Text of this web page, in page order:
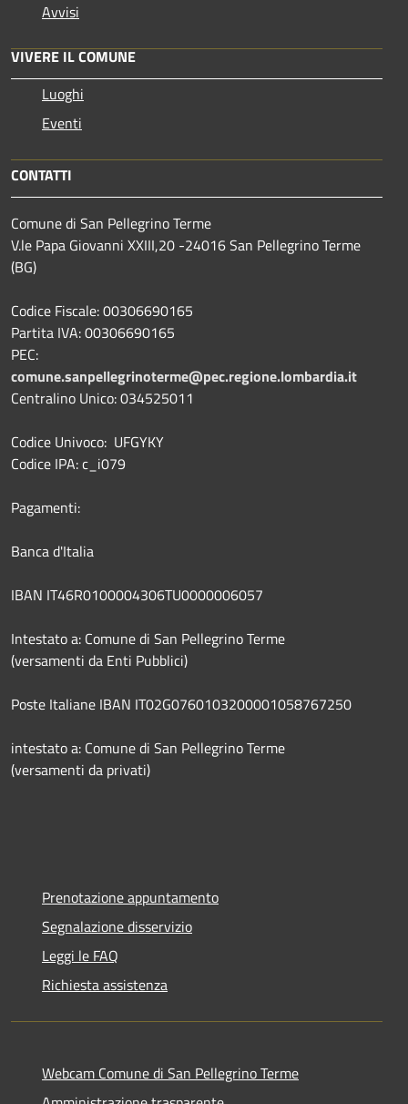
Avvisi
VIVERE IL COMUNE
Luoghi
Eventi
CONTATTI
Comune di San Pellegrino Terme
V.le Papa Giovanni XXIII,20 -24016 San Pellegrino Terme
(BG)
Codice Fiscale: 00306690165
Partita IVA: 00306690165
PEC:
comune.sanpellegrinoterme@pec.regione.lombardia.it
Centralino Unico: 034525011
Codice Univoco: UFGYKY
Codice IPA: c_i079
Pagamenti:
Banca d'Italia
IBAN IT46R0100004306TU0000006057
Intestato a: Comune di San Pellegrino Terme
(versamenti da Enti Pubblici)
Poste Italiane IBAN IT02G0760103200001058767250
intestato a: Comune di San Pellegrino Terme
(versamenti da privati)
Prenotazione appuntamento
Segnalazione disservizio
Leggi le FAQ
Richiesta assistenza
Webcam Comune di San Pellegrino Terme